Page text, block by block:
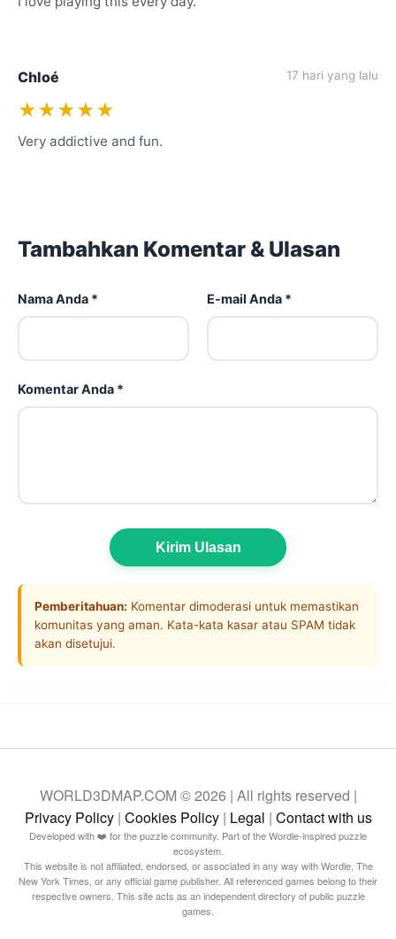
Chloé 17 hari yang lalu
★★★★★
Very addictive and fun.
Tambahkan Komentar & Ulasan
Nama Anda * E-mail Anda *
Komentar Anda *
Kirim Ulasan
Pemberitahuan: Komentar dimoderasi untuk memastikan
komunitas yang aman. Kata-kata kasar atau SPAM tidak
akan disetujui.
WORLD3DMAP.COM © 2026 | All rights reserved |
Privacy Policy| Cookies Policy| Legal | Contact with us
Developed with ❤️ for the puzzle community. Part of the Wordle-inspired puzzle
ecosystem.
This website is not affiliated, endorsed, or associated in any way with Wordle, The
New York Times, or any official game publisher. All referenced games belong to their
respective owners. This site acts as an independent directory of public puzzle
games.